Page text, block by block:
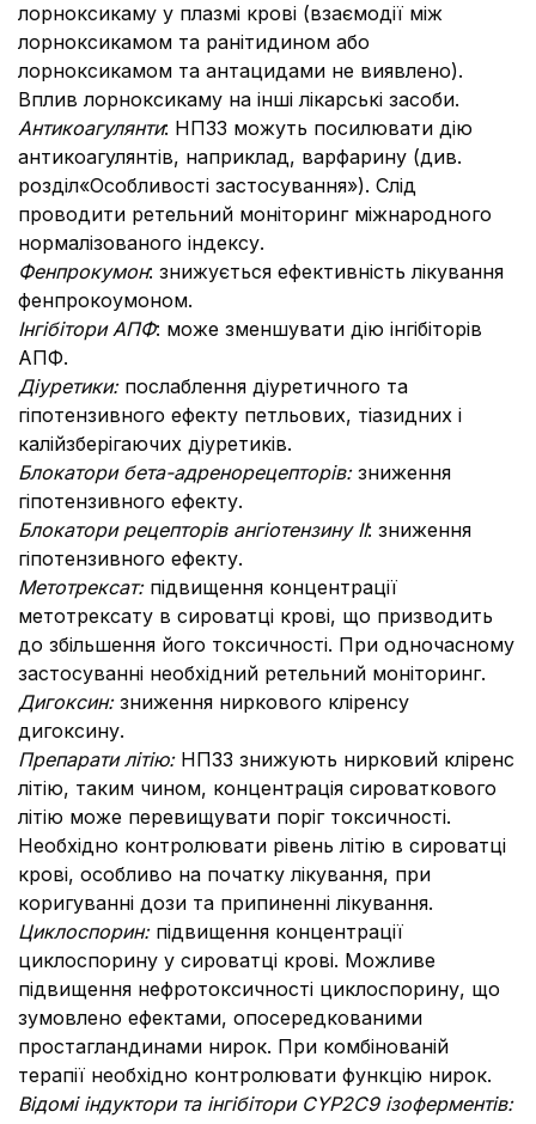
лорноксикаму у плазмі крові (взаємодії між
лорноксикамом та ранітидином або
лорноксикамом та антацидами не виявлено).
Вплив лорноксикаму на інші лікарські засоби.
Антикоагулянти: НПЗЗ можуть посилювати дію
антикоагулянтів, наприклад, варфарину (див.
розділ«Особливості застосування»). Слід
проводити ретельний моніторинг міжнародного
нормалізованого індексу.
Фенпрокумон: знижується ефективність лікування
фенпрокоумоном.
Інгібітори АПФ: може зменшувати дію інгібіторів
АПФ.
Діуретики: послаблення діуретичного та
гіпотензивного ефекту петльових, тіазидних і
калійзберігаючих діуретиків.
Блокатори бета-адренорецепторів: зниження
гіпотензивного ефекту.
Блокатори рецепторів ангіотензину ІІ: зниження
гіпотензивного ефекту.
Метотрексат: підвищення концентрації
метотрексату в сироватці крові, що призводить
до збільшення його токсичності. При одночасному
застосуванні необхідний ретельний моніторинг.
Дигоксин: зниження ниркового кліренсу
дигоксину.
Препарати літію: НПЗЗ знижують нирковий кліренс
літію, таким чином, концентрація сироваткового
літію може перевищувати поріг токсичності.
Необхідно контролювати рівень літію в сироватці
крові, особливо на початку лікування, при
коригуванні дози та припиненні лікування.
Циклоспорин: підвищення концентрації
циклоспорину у сироватці крові. Можливе
підвищення нефротоксичності циклоспорину, що
зумовлено ефектами, опосередкованими
простагландинами нирок. При комбінованій
терапії необхідно контролювати функцію нирок.
Відомі індуктори та інгібітори CYP2C9 ізоферментів: